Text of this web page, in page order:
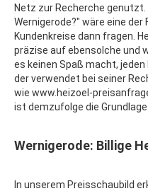
Netz zur Recherche
Wernigerode?" wäre eine der
Kundenkreise dann fragen.
präzise auf ebensolche und
es keinen Spaß macht,
der verwendet bei seiner
wie www.heizoel-
ist demzufolge die
Wernigerode: Billige
In unserem Preisschaubild